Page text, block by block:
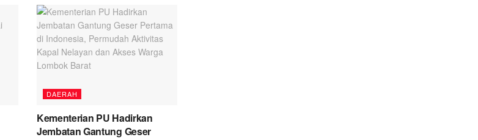
DAERAH
Kementerian PU Hadirkan
Jembatan Gantung Geser